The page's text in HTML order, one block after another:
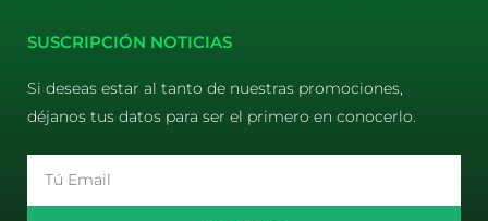
SUSCRIPCIÓN NOTICIAS
Si deseas estar al tanto de nuestras promociones,
déjanos tus datos para ser el primero en conocerlo.